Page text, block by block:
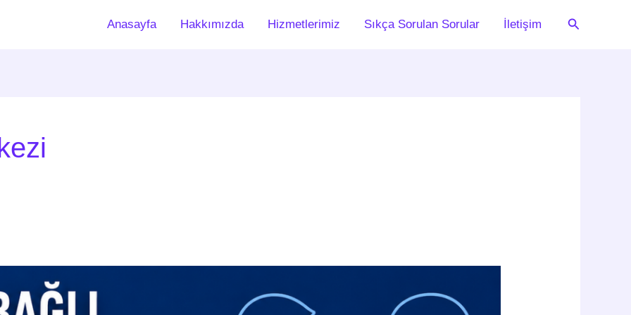
Anasayfa Hakkımızda Hizmetlerimiz Sıkça Sorulan Sorular İletişim Arama